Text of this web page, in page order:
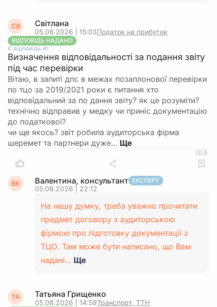
СВ Світлана
05.08.2026 | 15:03Податок на прибуток
ВІДПОВІДЬ НАДАНО
Є відповідь АІ
Визначення відповідальності за подання звіту
під час перевірки
Вітаю, в запиті дпс в межах позаплонової перевірки
по тцо за 2019/2021 роки є питання хто
відповідальний за по дання звіту? як це розуміти?
технічно відправив у медку чи приніс документацію
до податкової?
чи ще якось? звіт робила аудиторська фірма
шеремет та партнери дуже…
3
ВК Валентина, консультант ЕКСПЕРТ
05.08.2026 | 22:12
На нашу думку, треба уважно прочитати
предмет договору з аудиторською
фірмою про підготовку документації з
ТЦО. Там може бути написано, що Вам
надані… Ще
ТА Татьяна Грищенко
05.08.2026 | 14:59Транспорт, ТТН